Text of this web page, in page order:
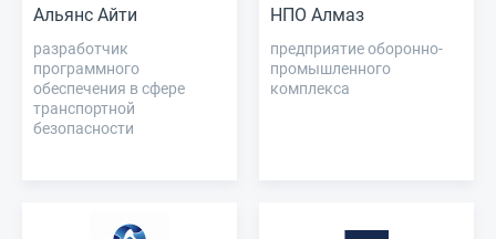
Альянс Айти
разработчик
программного
обеспечения в сфере
транспортной
безопасности
НПО Алмаз
предприятие оборонно-
промышленного
комплекса